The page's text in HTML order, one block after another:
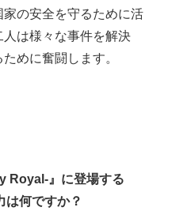
家の安全を守るために活
は様々な事件を解決
めに奮闘します。
Royal-』に登場する
は何ですか？